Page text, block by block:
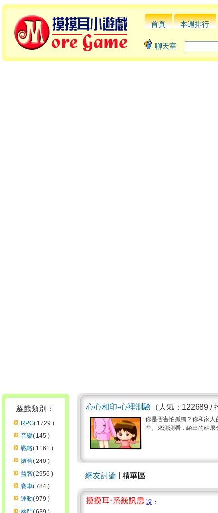
首頁 本週排行
聊天室
遊戲類別：
RPG( 1729 )
音樂( 145 )
戰略( 1161 )
懷舊( 240 )
益智( 2956 )
賽車( 784 )
運動( 979 )
格鬥( 639 )
心心相印-心裡測驗 （人氣：122689 /
你是否害怕孤獨？你和家
些。來測測看，給出的結果
網友討論 | 精華區
說：